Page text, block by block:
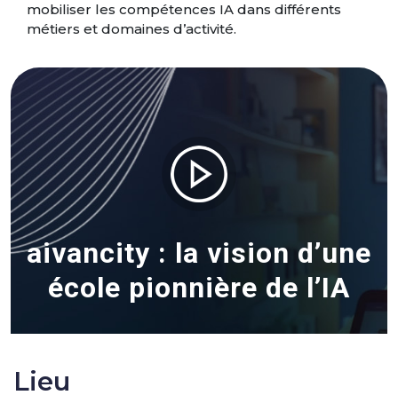
mobiliser les compétences IA dans différents
métiers et domaines d’activité.
aivancity : la vision d’une
école pionnière de l’IA
Lieu